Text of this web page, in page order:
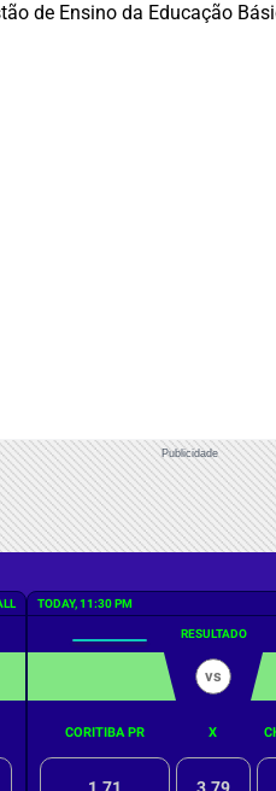
de Ensino da Educação
Publicidade